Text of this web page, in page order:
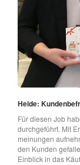
Heide:
Für diesen Job
durchgeführt. Mit
meinungen
den Kunden
Einblick in das